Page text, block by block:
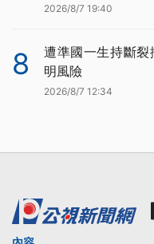
2026/8/7 19:40
8
遭準國一生持斷
明風險
2026/8/7 12:34